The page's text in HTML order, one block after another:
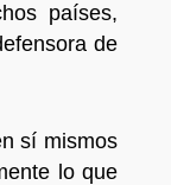
países,
de
sí mismos
lo que